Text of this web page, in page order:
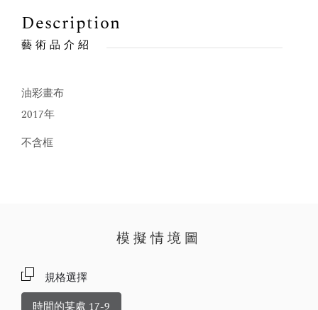
Description
藝術品介紹
油彩畫布
2017年
不含框
模擬情境圖
規格選擇
時間的某處 17-9